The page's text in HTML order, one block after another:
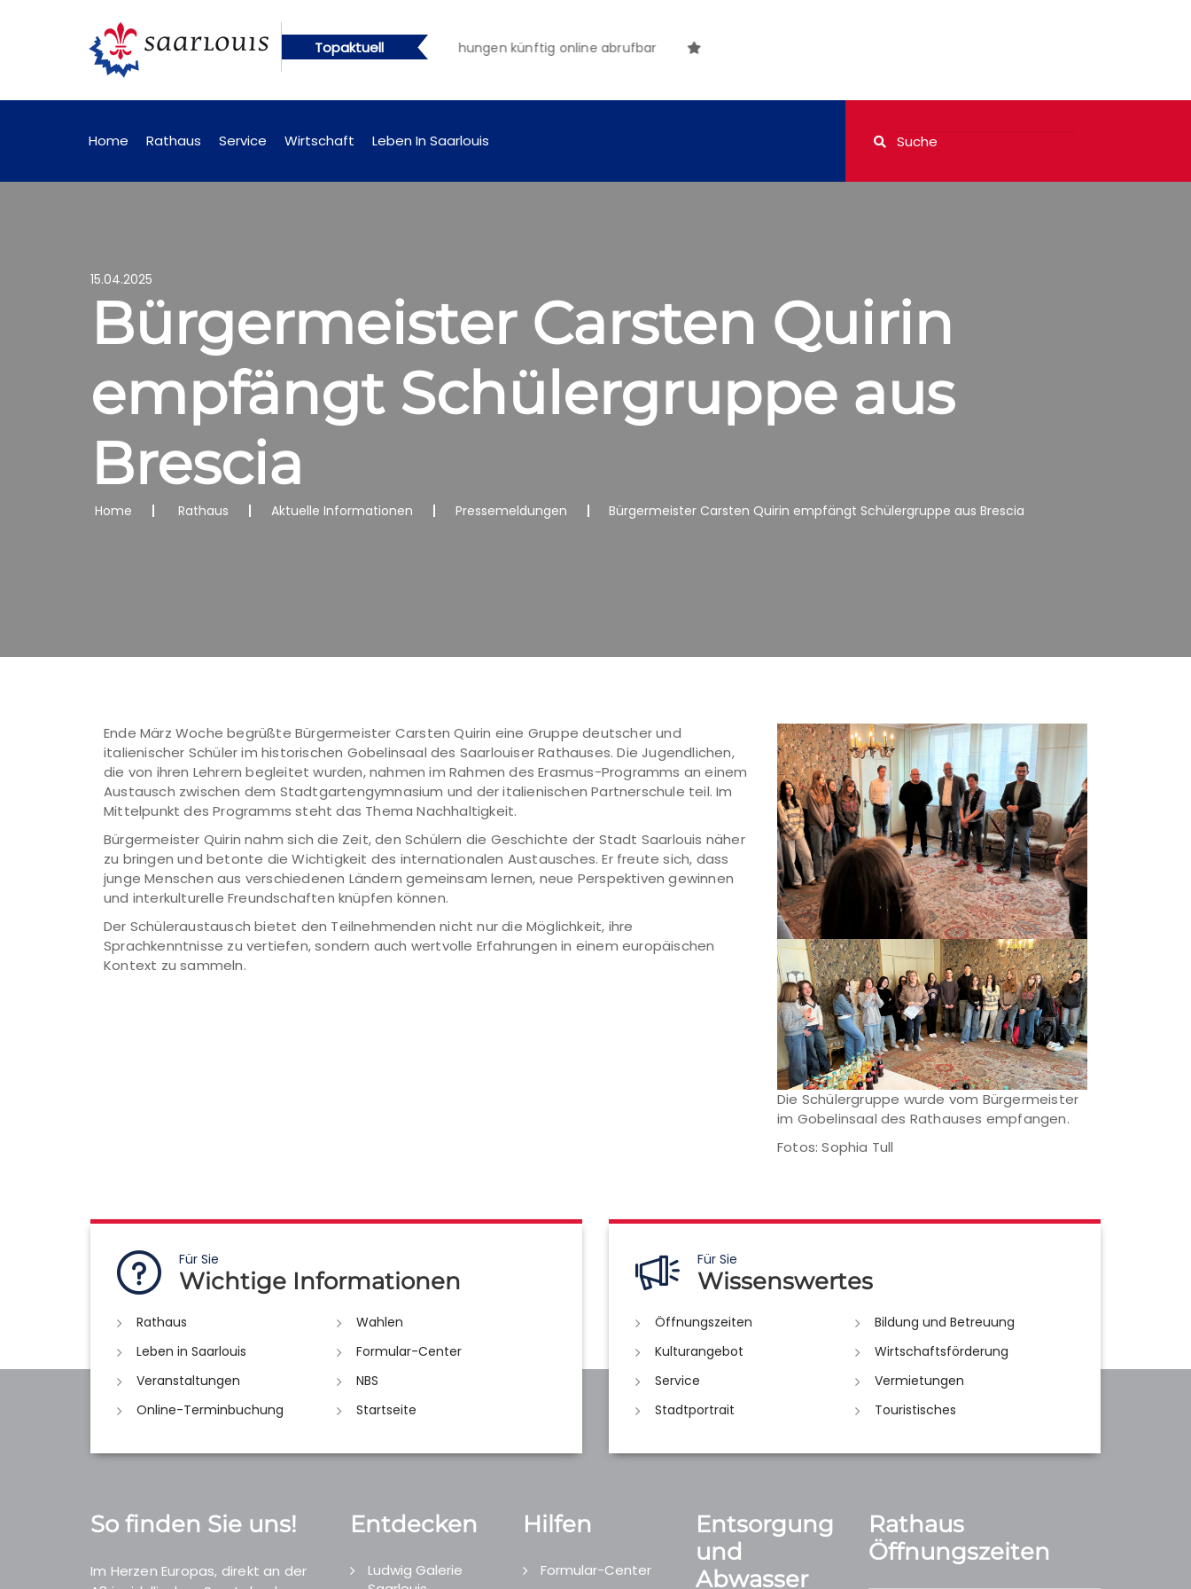
Topaktuell
künftig online abrufbar Öffentliche Bekanntmachungen künftig online abrufbar
Home Rathaus Service Wirtschaft Leben In Saarlouis
15.04.2025
Bürgermeister Carsten Quirin
empfängt Schülergruppe aus
Brescia
Home Rathaus Aktuelle Informationen Pressemeldungen Bürgermeister Carsten Quirin empfängt Schülergruppe aus Brescia
Ende März Woche begrüßte Bürgermeister Carsten Quirin eine Gruppe deutscher und
italienischer Schüler im historischen Gobelinsaal des Saarlouiser Rathauses. Die Jugendlichen,
die von ihren Lehrern begleitet wurden, nahmen im Rahmen des Erasmus-Programms an einem
Austausch zwischen dem Stadtgartengymnasium und der italienischen Partnerschule teil. Im
Mittelpunkt des Programms steht das Thema Nachhaltigkeit.
Bürgermeister Quirin nahm sich die Zeit, den Schülern die Geschichte der Stadt Saarlouis näher
zu bringen und betonte die Wichtigkeit des internationalen Austausches. Er freute sich, dass
junge Menschen aus verschiedenen Ländern gemeinsam lernen, neue Perspektiven gewinnen
und interkulturelle Freundschaften knüpfen können.
Der Schüleraustausch bietet den Teilnehmenden nicht nur die Möglichkeit, ihre
Sprachkenntnisse zu vertiefen, sondern auch wertvolle Erfahrungen in einem europäischen
Kontext zu sammeln.
Die Schülergruppe wurde vom Bürgermeister
im Gobelinsaal des Rathauses empfangen.
Fotos: Sophia Tull
Für Sie
Wichtige Informationen
Rathaus
Wahlen
Leben in Saarlouis
Formular-Center
Veranstaltungen
NBS
Online-Terminbuchung
Startseite
Für Sie
Wissenswertes
Öffnungszeiten
Bildung und Betreuung
Kulturangebot
Wirtschaftsförderung
Service
Vermietungen
Stadtportrait
Touristisches
So finden Sie uns!
Im Herzen Europas, direkt an der
Entdecken
Ludwig Galerie
Hilfen
Formular-Center
Entsorgung
und
Abwasser
Rathaus
Öffnungszeiten